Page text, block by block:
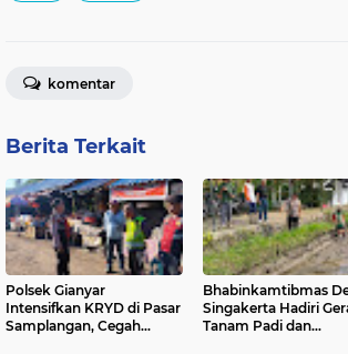
komentar
Berita Terkait
Polsek Gianyar
Intensifkan KRYD di Pasar
Samplangan, Cegah
Bhabinkamtibmas
Singakerta Hadiri
Tanam Padi dan